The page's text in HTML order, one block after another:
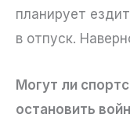
планирует
в отпуск.
Могут ли
остановить